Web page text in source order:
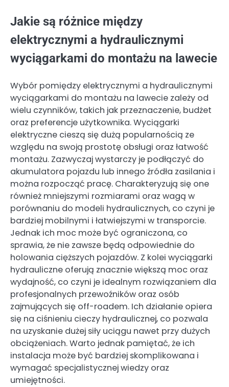
Jakie są różnice między
elektrycznymi a hydraulicznymi
wyciągarkami do montażu na lawecie
Wybór pomiędzy elektrycznymi a hydraulicznymi
wyciągarkami do montażu na lawecie zależy od
wielu czynników, takich jak przeznaczenie, budżet
oraz preferencje użytkownika. Wyciągarki
elektryczne cieszą się dużą popularnością ze
względu na swoją prostotę obsługi oraz łatwość
montażu. Zazwyczaj wystarczy je podłączyć do
akumulatora pojazdu lub innego źródła zasilania i
można rozpocząć pracę. Charakteryzują się one
również mniejszymi rozmiarami oraz wagą w
porównaniu do modeli hydraulicznych, co czyni je
bardziej mobilnymi i łatwiejszymi w transporcie.
Jednak ich moc może być ograniczona, co
sprawia, że nie zawsze będą odpowiednie do
holowania cięższych pojazdów. Z kolei wyciągarki
hydrauliczne oferują znacznie większą moc oraz
wydajność, co czyni je idealnym rozwiązaniem dla
profesjonalnych przewoźników oraz osób
zajmujących się off-roadem. Ich działanie opiera
się na ciśnieniu cieczy hydraulicznej, co pozwala
na uzyskanie dużej siły uciągu nawet przy dużych
obciążeniach. Warto jednak pamiętać, że ich
instalacja może być bardziej skomplikowana i
wymagać specjalistycznej wiedzy oraz
umiejętności.